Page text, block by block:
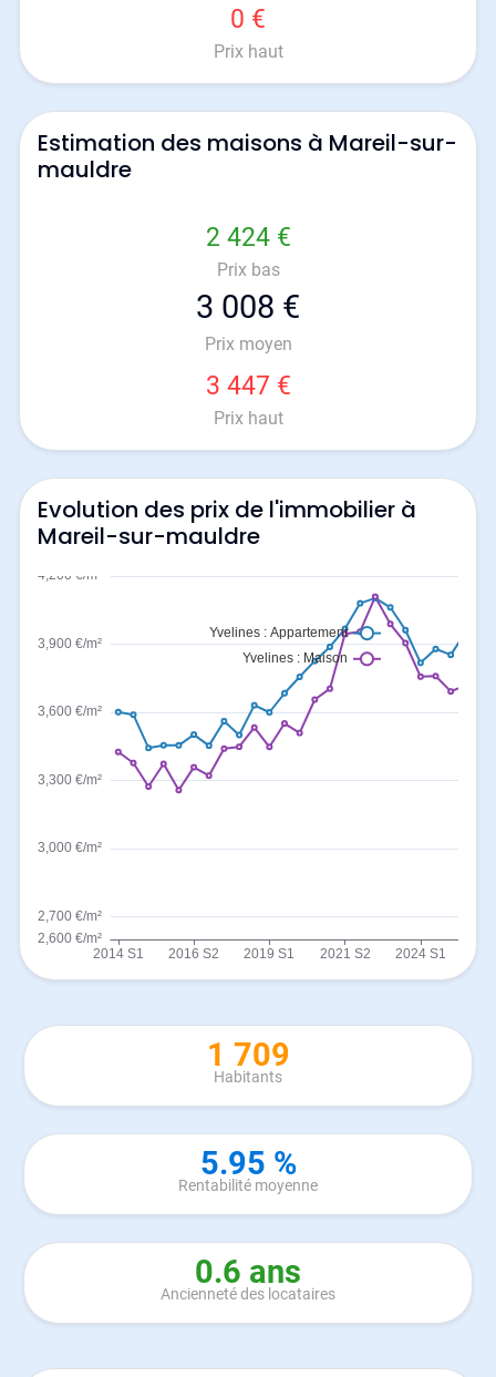
0 €
Prix haut
Estimation des maisons à Mareil-sur-
mauldre
2 424 €
Prix bas
3 008 €
Prix moyen
3 447 €
Prix haut
Evolution des prix de l'immobilier à
Mareil-sur-mauldre
1 709
Habitants
5.95 %
Rentabilité moyenne
0.6 ans
Ancienneté des locataires